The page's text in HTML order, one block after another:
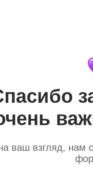
ваш взгляд, нам